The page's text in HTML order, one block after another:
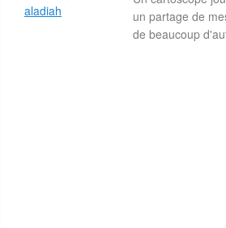
un partage de
de beaucoup